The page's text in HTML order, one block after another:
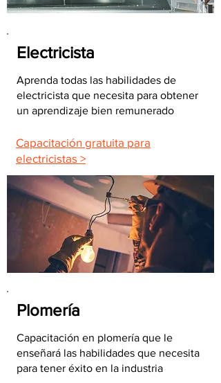
Electricista
Aprenda todas las habilidades de
electricista que necesita para obtener
un aprendizaje bien remunerado
Capacitación gratuita para
electricistas >
Plomería
Capacitación en plomería que le
enseñará las habilidades que necesita
para tener éxito en la industria